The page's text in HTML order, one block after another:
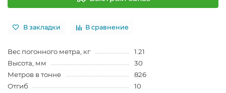
В закладки В сравнение
Вес погонного метра, кг
1.21
Высота, мм
30
Метров в тонне
826
Отгиб
10